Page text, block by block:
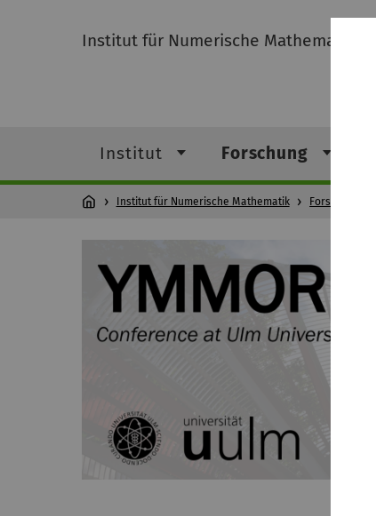
Institut für Numerische Mathematik
Institut Forschung
Institut für Numerische Mathematik Forschung